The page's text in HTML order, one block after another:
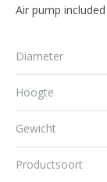
Air pump
Diameter
Hoogte
Gewicht
Productsoort